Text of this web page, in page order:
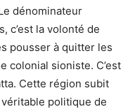
dénominateur
c’est la volonté de
pousser à quitter les
colonial sioniste. C’est
Cette région subit
politique de